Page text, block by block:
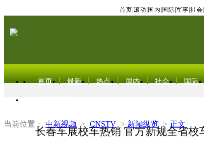
首页 滚动 国内 国际 军事 社会
首页 最新 热点 国内 社会 国际
当前位置： 中新视频 > CNSTV > 新闻纵览 > 正文
长春车展校车热销 官方新规全省校